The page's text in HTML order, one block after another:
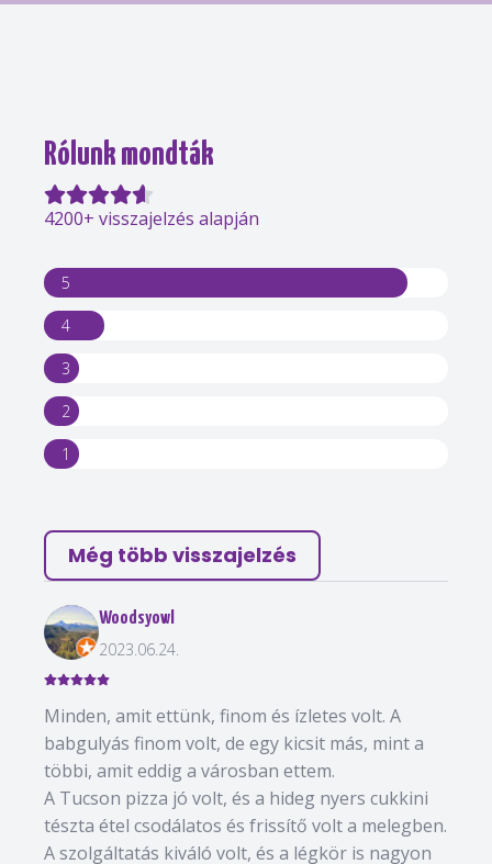
Rólunk mondták
4200+ visszajelzés alapján
5
4
3
2
1
Még több visszajelzés
Woodsyowl
2023.06.24.
Minden, amit ettünk, finom és ízletes volt. A
babgulyás finom volt, de egy kicsit más, mint a
többi, amit eddig a városban ettem.
A Tucson pizza jó volt, és a hideg nyers cukkini
tészta étel csodálatos és frissítő volt a melegben.
A szolgáltatás kiváló volt, és a légkör is nagyon